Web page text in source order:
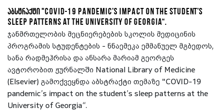
აბსტრაქტი "COVID-19 pandemic’s impact on the student’s
sleep patterns at the University of Georgia“.
ჯანმრთელობის მეცნიერებების სკოლის მედიცინის
პროგრამის სტუდენტების - ნნაემეკა ემმანუელ მგბედოს,
სანა რადმეჰრისა და ანსარა მარიამ გეორგეს
ავტორობით ჟურნალში National Library of Medicine
(Elsevier) გამოქვეყნდა აბსტრაქტი თემაზე "COVID-19
pandemic’s impact on the student’s sleep patterns at the
University of Georgia“.